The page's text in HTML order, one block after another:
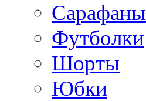
Сарафаны
Футболки
Шорты
Юбки